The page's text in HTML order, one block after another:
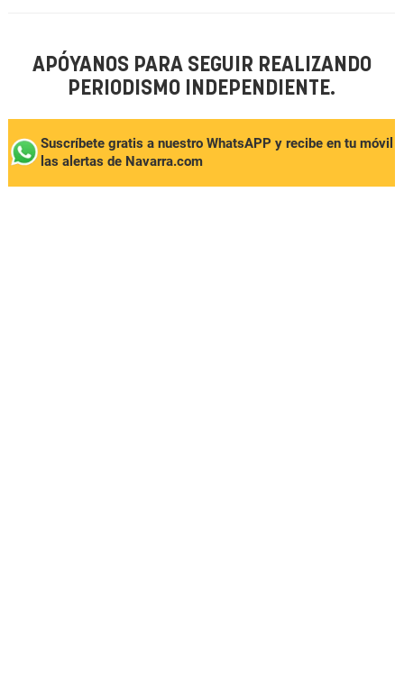
APÓYANOS PARA SEGUIR REALIZANDO
PERIODISMO INDEPENDIENTE.
Suscríbete gratis a nuestro WhatsAPP y recibe en tu móvil
las alertas de Navarra.com